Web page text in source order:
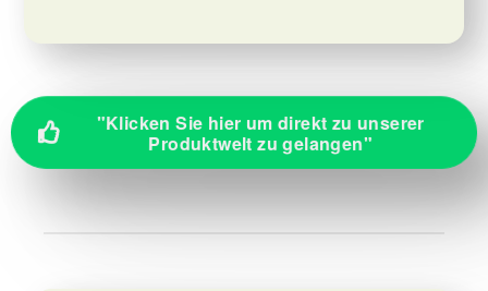
 "Klicken Sie hier um direkt zu unserer
Produktwelt zu gelangen"